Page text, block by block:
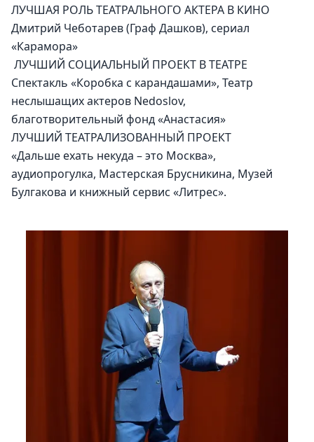
ЛУЧШАЯ РОЛЬ ТЕАТРАЛЬНОГО АКТЕРА В КИНО
Дмитрий Чеботарев (Граф Дашков), сериал
«Карамора»
ЛУЧШИЙ СОЦИАЛЬНЫЙ ПРОЕКТ В ТЕАТРЕ
Спектакль «Коробка с карандашами», Театр
неслышащих актеров Nedoslov,
благотворительный фонд «Анастасия»
ЛУЧШИЙ ТЕАТРАЛИЗОВАННЫЙ ПРОЕКТ
«Дальше ехать некуда – это Москва»,
аудиопрогулка, Мастерская Брусникина, Музей
Булгакова и книжный сервис «Литрес».